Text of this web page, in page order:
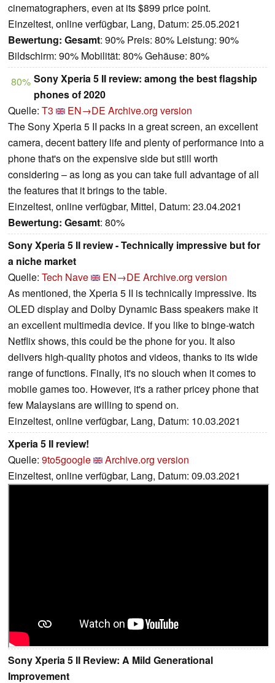
cinematographers, even at its $899 price point.
Einzeltest, online verfügbar, Lang, Datum: 25.05.2021
Bewertung: Gesamt: 90% Preis: 80% Leistung: 90%
Bildschirm: 90% Mobilität: 80% Gehäuse: 80%
80% Sony Xperia 5 II review: among the best flagship
phones of 2020
Quelle: T3 EN→DE Archive.org version
The Sony Xperia 5 II packs in a great screen, an excellent
camera, decent battery life and plenty of performance into a
phone that's on the expensive side but still worth
considering – as long as you can take full advantage of all
the features that it brings to the table.
Einzeltest, online verfügbar, Mittel, Datum: 23.04.2021
Bewertung: Gesamt: 80%
Sony Xperia 5 II review - Technically impressive but for
a niche market
Quelle: Tech Nave EN→DE Archive.org version
As mentioned, the Xperia 5 II is technically impressive. Its
OLED display and Dolby Dynamic Bass speakers make it
an excellent multimedia device. If you like to binge-watch
Netflix shows, this could be the phone for you. It also
delivers high-quality photos and videos, thanks to its wide
range of functions. Finally, it's no slouch when it comes to
mobile games too. However, it's a rather pricey phone that
few Malaysians are willing to spend on.
Einzeltest, online verfügbar, Lang, Datum: 10.03.2021
Xperia 5 II review!
Quelle: 9to5google
Archive.org version
Einzeltest, online verfügbar, Lang, Datum: 09.03.2021
Sony Xperia 5 II Review: A Mild Generational
Improvement